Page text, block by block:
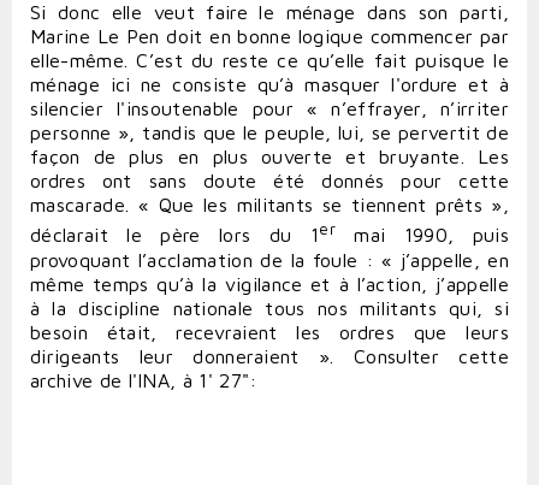
Si donc elle veut faire le ménage dans son parti,
Marine Le Pen doit en bonne logique commencer par
elle-même. C’est du reste ce qu’elle fait puisque le
ménage ici ne consiste qu’à masquer l'ordure et à
silencier l'insoutenable pour « n’effrayer, n’irriter
personne », tandis que le peuple, lui, se pervertit de
façon de plus en plus ouverte et bruyante. Les
ordres ont sans doute été donnés pour cette
mascarade. « Que les militants se tiennent prêts »,
déclarait le père lors du 1er mai 1990, puis
provoquant l’acclamation de la foule : « j’appelle, en
même temps qu’à la vigilance et à l’action, j’appelle
à la discipline nationale tous nos militants qui, si
besoin était, recevraient les ordres que leurs
dirigeants leur donneraient ». Consulter cette
archive de l'INA, à 1' 27":